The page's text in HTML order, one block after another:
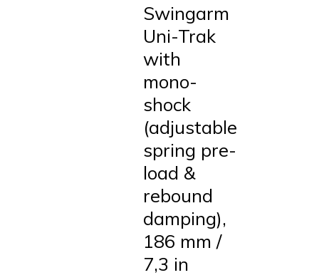
Swingarm
Uni-Trak
with
mono-
shock
(adjustable
spring pre-
load &
rebound
damping),
186 mm /
7,3 in